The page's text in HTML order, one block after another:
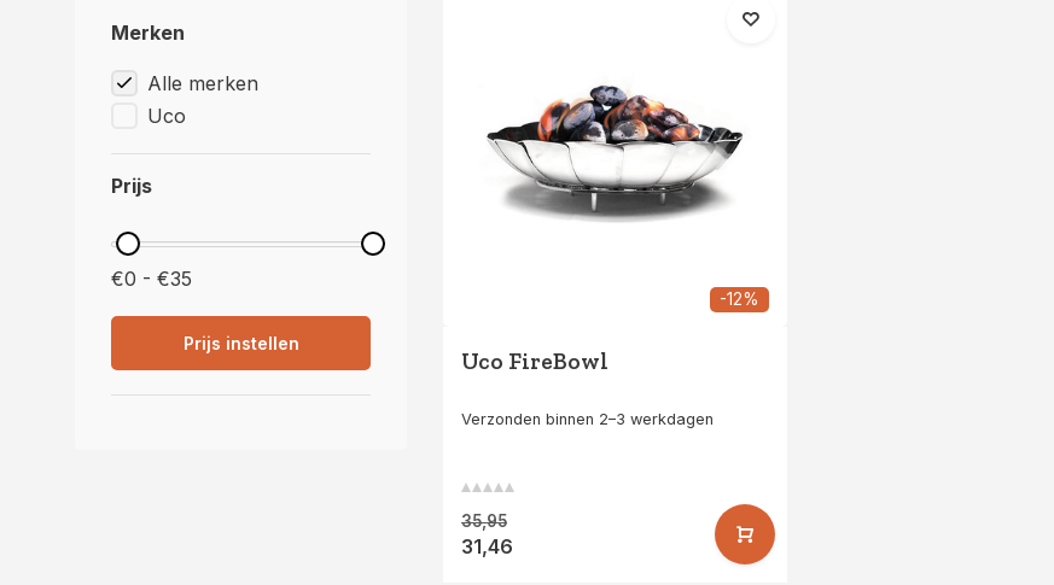
Merken
Alle merken
Uco
Prijs
€0 - €35
Prijs instellen
-12%
Uco FireBowl
Verzonden binnen 2–3 werkdagen
35,95
31,46